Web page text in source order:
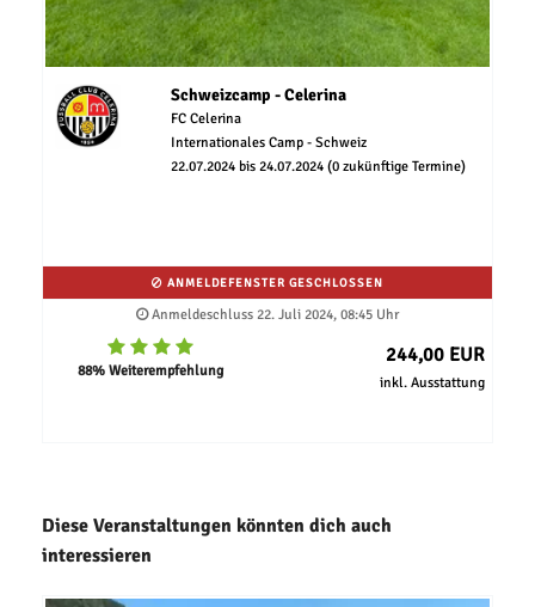
Schweizcamp - Celerina
FC Celerina
Internationales Camp - Schweiz
22.07.2024 bis 24.07.2024 (0 zukünftige Termine)
ANMELDEFENSTER GESCHLOSSEN
Anmeldeschluss 22. Juli 2024, 08:45 Uhr
88% Weiterempfehlung
244,00 EUR
inkl. Ausstattung
Diese Veranstaltungen könnten dich auch
interessieren